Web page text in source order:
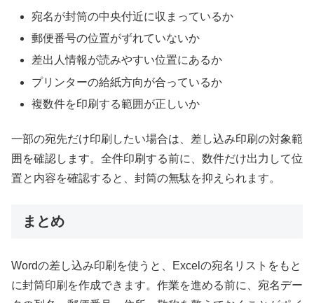
宛名が封筒の中央付近に収まっているか
郵便番号の位置がずれていないか
差出人情報が読みやすい位置にあるか
プリンターの給紙方向が合っているか
複数件を印刷する範囲が正しいか
一部の宛先だけ印刷したい場合は、差し込み印刷の対象範
囲を確認します。全件印刷する前に、数件だけ出力して位
置と内容を確認すると、封筒の無駄を抑えられます。
まとめ
Wordの差し込み印刷を使うと、Excelの宛名リストをもと
に封筒印刷を作成できます。作業を進める前に、宛名デー